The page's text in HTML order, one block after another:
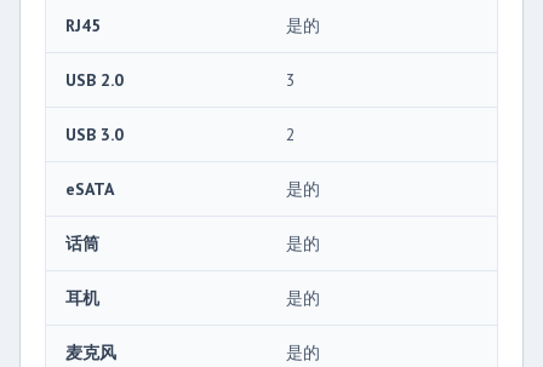
RJ45 是的
USB 2.0 3
USB 3.0 2
eSATA 是的
话筒 是的
耳机 是的
麦克风 是的